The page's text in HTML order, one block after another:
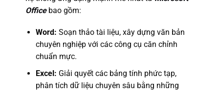
Officebao gồm:
Word: Soạn thảo tài liệu, xây dựng văn bản
chuyên nghiệp với các công cụ căn chỉnh
chuẩn mực.
Excel: Giải quyết các bảng tính phức tạp,
phân tích dữ liệu chuyên sâu bằng những